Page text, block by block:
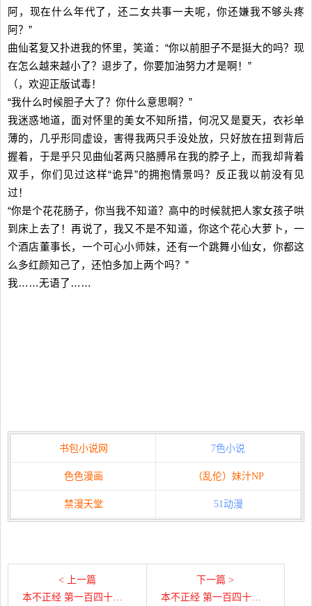
阿，现在什么年代了，还二女共事一夫呢，你还嫌我不够头疼
阿？”
曲仙茗复又扑进我的怀里，笑道：“你以前胆子不是挺大的吗？现
在怎么越来越小了？退步了，你要加油努力才是啊！”
（，欢迎正版试毒！
“我什么时候胆子大了？你什么意思啊？”
我迷惑地道，面对怀里的美女不知所措，何况又是夏天，衣衫单
薄的，几乎形同虚设，害得我两只手没处放，只好放在扭到背后
握着，于是乎只见曲仙茗两只胳膊吊在我的脖子上，而我却背着
双手，你们见过这样“诡异”的拥抱情景吗？反正我以前没有见
过！
“你是个花花肠子，你当我不知道？高中的时候就把人家女孩子哄
到床上去了！再说了，我又不是不知道，你这个花心大萝卜，一
个酒店董事长，一个可心小师妹，还有一个跳舞小仙女，你都这
么多红颜知己了，还怕多加上两个吗？”
我……无语了……
书包小说网 7色小说
色色漫画 （乱伦）妹汁NP
禁漫天堂 51动漫
< 上一篇
本不正经 第一百四十章 女追男
下一篇 >
本不正经 第一百四十六章 出租车乌龙